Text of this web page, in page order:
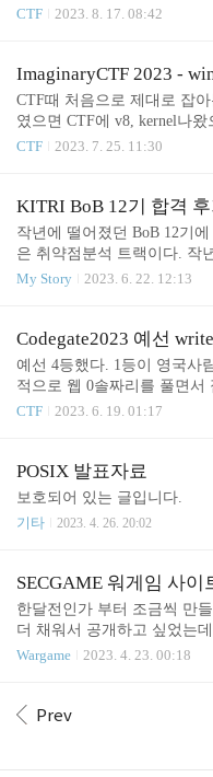
싶다. 조금이라도 계획을 실
해봤다. 웹은 청소년부 일반
년부에 4문제, 일반부에 5문
부에 없고 일반부에만 ..
는데 본선 1등하고 과기부장
최우수상, 권율 학생청소년
의 요람, 2023년 ‘제21회 순
페스티벌’이 예선과 본선을
에 대m.boannews.com
CTF 2023. 8. 17. 08:42
ImaginaryCTF 2023 -
CTF때 처음으로 제대로 잡
였으면 CTF에 v8, kernel나
에서 커널 관련 강의 듣고
하고 있고 fops구조체에는
황이다. ioctl에선 aar이 가능
진다. 전형적인 kernel rop인데
2021 pprofile문제와 비슷한
는데 invaild한 ..
CTF 2023. 7. 25. 11:30
KITRI BoB 12기 합격 후
작년에 떨어졌던 BoB 12기
은 취약점분석 트랙이다. 작
이 이번에도 면접관으로 계
던걸 그대로 재탕했다. 원래
데 서류 제출기간 얼마 안남
가에 걸려가지고 침대에만
이내이다. 총합 7000자 근접
이후 해킹에 관심을 가지고
가고 이런 인생 스토리를 그
소개한다는 느낌보다는 경험
My Story 2023. 6. 22. 12:13
Codegate2023 예선
예선 4등했다. 1등이 영국사
적으로 웹 0솔짜리를 풀면서
져야겠다. cryptGenius #!/usr/
EY = secret_key FLAG = flag
len(s) % BS) * \ chr(BS -
w) cipher = AES.new..
CTF 2023. 6. 19. 01:17
POSIX 발표자료
보호되어 있는 글입니다.
기타
2023. 4. 26. 20:02
SECGAME 워게임 사이
한달전인가 부터 조금씩 만
더 채워서 공개하고 싶었는
서 지금 공개했다. 모든 문제
만 문제가 많아지고 사람들
Wargame 2023. 4. 23. 00:18
Prev